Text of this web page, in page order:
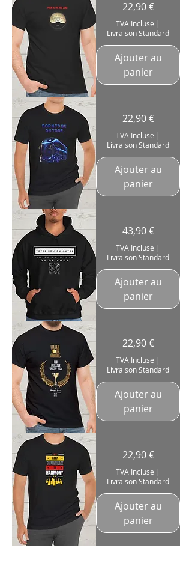
Shirt
«Push
Zone»
Technicien
Live
180g
Prix
22,90 €
TVA Incluse |
Livraison Standard
Ajouter au
panier
Shirt
To
artistes
techniciens
tournées
Prix
22,90 €
TVA Incluse |
Livraison Standard
Ajouter au
panier
Shirt
Personnalisable"
Prix
43,90 €
TVA Incluse |
Livraison Standard
Ajouter au
panier
Shirt
Personnalisable
Élu
"Poste"
coton
180g
Prix
22,90 €
TVA Incluse |
Livraison Standard
Ajouter au
panier
Shirt
In
Pianiste
Musicien
Prix
22,90 €
TVA Incluse |
Livraison Standard
Ajouter au
panier